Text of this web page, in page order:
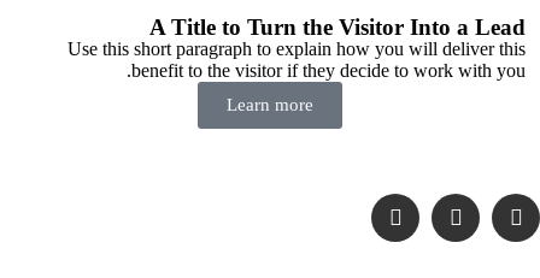
A Title to Turn the Visitor Into a Lead
Use this short paragraph to explain how you will deliver this
benefit to the visitor if they decide to work with you.
Learn more